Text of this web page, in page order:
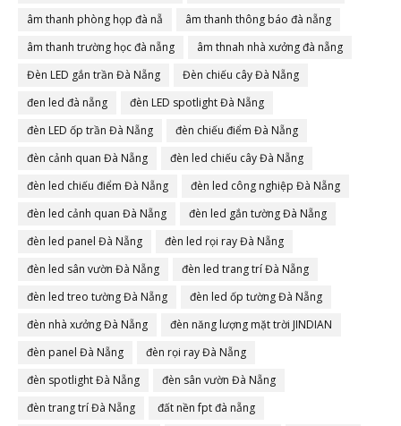
âm thanh phòng họp đà nẵ
âm thanh thông báo đà nẵng
âm thanh trường học đà nẵng
âm thnah nhà xưởng đà nẵng
Đèn LED gắn trần Đà Nẵng
Đèn chiếu cây Đà Nẵng
đen led đà nẵng
đèn LED spotlight Đà Nẵng
đèn LED ốp trần Đà Nẵng
đèn chiếu điểm Đà Nẵng
đèn cảnh quan Đà Nẵng
đèn led chiếu cây Đà Nẵng
đèn led chiếu điểm Đà Nẵng
đèn led công nghiệp Đà Nẵng
đèn led cảnh quan Đà Nẵng
đèn led gắn tường Đà Nẵng
đèn led panel Đà Nẵng
đèn led rọi ray Đà Nẵng
đèn led sân vườn Đà Nẵng
đèn led trang trí Đà Nẵng
đèn led treo tường Đà Nẵng
đèn led ốp tường Đà Nẵng
đèn nhà xưởng Đà Nẵng
đèn năng lượng mặt trời JINDIAN
đèn panel Đà Nẵng
đèn rọi ray Đà Nẵng
đèn spotlight Đà Nẵng
đèn sân vườn Đà Nẵng
đèn trang trí Đà Nẵng
đất nền fpt đà nẵng